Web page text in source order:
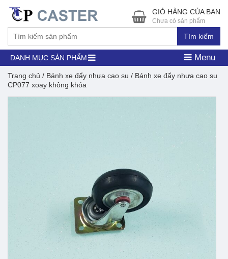
Tìm kiếm
GIỎ HÀNG CỦA BẠN
Chưa có sản phẩm
DANH MỤC SẢN PHẨM Menu
Trang chủ / Bánh xe đẩy nhựa cao su / Bánh xe đẩy nhựa cao su
CP077 xoay không khóa